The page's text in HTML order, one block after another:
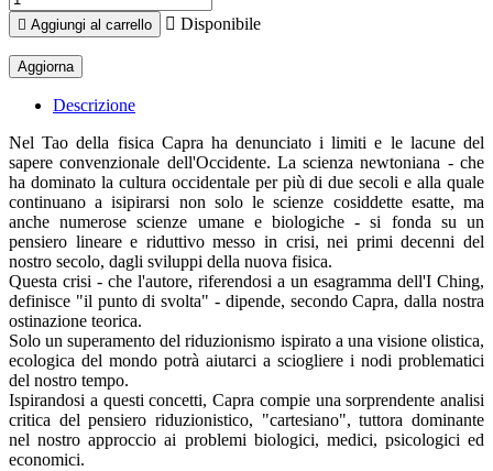
 Aggiungi al carrello  Disponibile
Descrizione
Nel Tao della fisica Capra ha denunciato i limiti e le lacune del
sapere convenzionale dell'Occidente. La scienza newtoniana - che
ha dominato la cultura occidentale per più di due secoli e alla quale
continuano a isipirarsi non solo le scienze cosiddette esatte, ma
anche numerose scienze umane e biologiche - si fonda su un
pensiero lineare e riduttivo messo in crisi, nei primi decenni del
nostro secolo, dagli sviluppi della nuova fisica.
Questa crisi - che l'autore, riferendosi a un esagramma dell'I Ching,
definisce "il punto di svolta" - dipende, secondo Capra, dalla nostra
ostinazione teorica.
Solo un superamento del riduzionismo ispirato a una visione olistica,
ecologica del mondo potrà aiutarci a sciogliere i nodi problematici
del nostro tempo.
Ispirandosi a questi concetti, Capra compie una sorprendente analisi
critica del pensiero riduzionistico, "cartesiano", tuttora dominante
nel nostro approccio ai problemi biologici, medici, psicologici ed
economici.